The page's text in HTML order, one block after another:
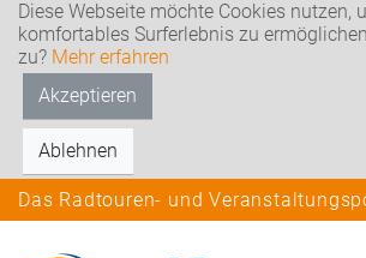
Diese Webseite möchte Cookies nutzen,
komfortables Surferlebnis zu
zu? Mehr erfahren
Akzeptieren
Ablehnen
Das Radtouren- und